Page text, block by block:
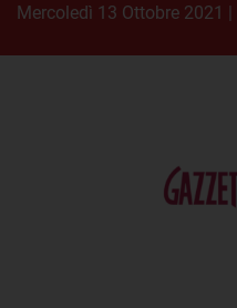
mercoledì 13 Ottobre 2021 |